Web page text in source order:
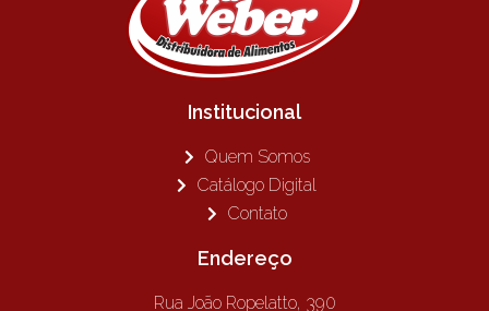
Institucional
Quem Somos
Catálogo Digital
Contato
Endereço
Rua João Ropelatto, 390